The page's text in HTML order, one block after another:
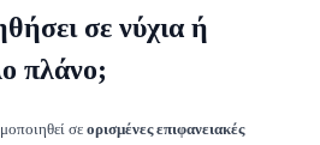
σε νύχια ή
πλάνο;
σε ορισμένες επιφανειακές